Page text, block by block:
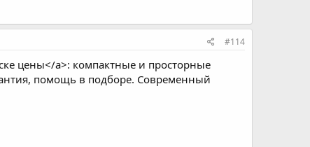
#114
цены</a>: компактные и просторные
помощь в подборе. Современный